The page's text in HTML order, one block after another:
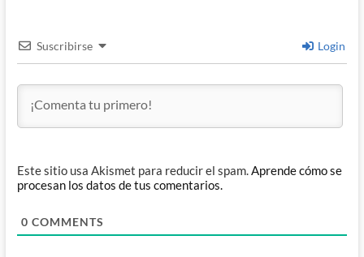
Suscribirse Login
Este sitio usa Akismet para reducir el spam.Aprende cómo se
procesan los datos de tus comentarios.
0 COMMENTS